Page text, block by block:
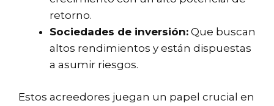
retorno.
Sociedades de inversión: Que buscan
altos rendimientos y están dispuestas
a asumir riesgos.
Estos acreedores juegan un papel crucial en